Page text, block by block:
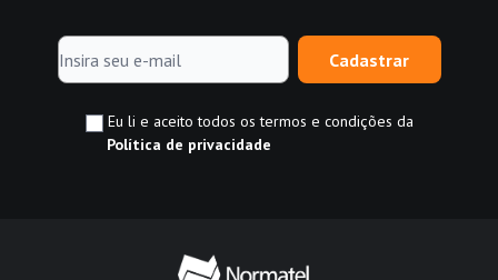
Cadastrar
Eu li e aceito todos os termos e condições da
Política de privacidade